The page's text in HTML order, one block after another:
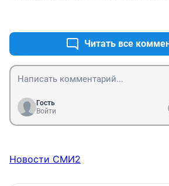
Читать все
Гость
Войти
Новости СМИ2